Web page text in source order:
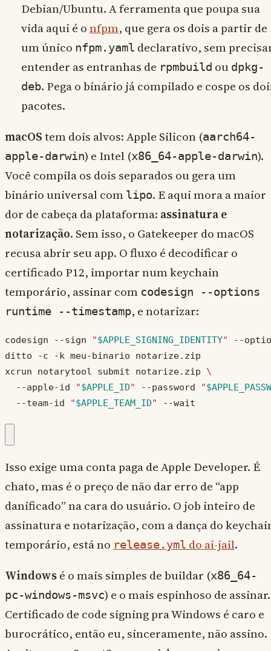
Debian/Ubuntu. A ferramenta que poupa sua
vida aqui é onfpm, que gera os dois a partir de
um único nfpm.yaml declarativo, sem
entender as entranhas de rpmbuild ou dpkg-
deb. Pega o binário já compilado e cospe os
pacotes.
macOStem dois alvos: Apple Silicon (aarch64-
apple-darwin) e Intel (x86_64-apple-darwin).
Você compila os dois separados ou gera um
binário universal com lipo. E aqui mora a maior
dor de cabeça da plataforma: assinatura e
notarização. Sem isso, o Gatekeeper do macOS
recusa abrir seu app. O fluxo é decodificar o
certificado P12, importar num keychain
temporário, assinar com codesign --options
runtime --timestamp, e notarizar:
codesign --sign "$APPLE_SIGNING_IDENTITY"
xcrun notarytool submit notarize.zip
  --apple-id
"$APPLE_ID" --password "
  --team-id
"$APPLE_TEAM_ID" --wait
Isso exige uma conta paga de Apple Developer. É
chato, mas é o preço de não dar erro de “app
danificado” na cara do usuário. O job inteiro de
assinatura e notarização, com a dança do
temporário, está no release.yml do ai-jail.
Windowsé o mais simples de buildar (x86_64-
pc-windows-msvc) e o mais espinhoso de assinar.
Certificado de code signing pra Windows é caro e
burocrático, então eu, sinceramente, não assino.